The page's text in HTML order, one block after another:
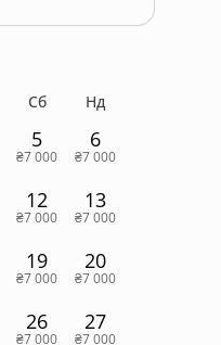
Сб Нд
5
₴7 000
6
₴7 000
12
₴7 000
13
₴7 000
19
₴7 000
20
₴7 000
26
₴7 000
27
₴7 000